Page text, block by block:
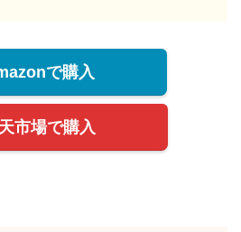
で購入
市場で購入